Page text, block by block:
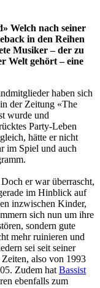
Welch nach seiner
in den Reihen
Musiker – der zu
Welt gehört – eine
haben sich
der Zeitung «The
wurde und
Party-Leben
hätte er nicht
im Spiel und auch
er war überrascht,
im Hinblick auf
inzwischen Kinder,
sich nun um ihre
sondern gute
mehr ruinieren und
sei seit seiner
also von 1993
Zudem hat Bassist
ebenfalls zum